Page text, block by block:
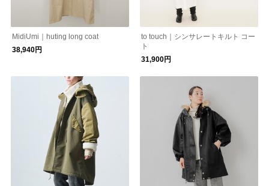
MidiUmi｜huting long coat
38,940円
to touch｜シンサレートキルト コー
ト
31,900円